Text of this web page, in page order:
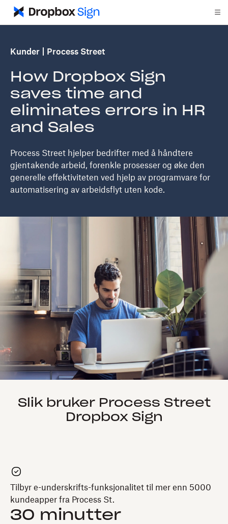
Kunder Process Street
How Dropbox Sign
saves time and
eliminates errors in HR
and Sales
Process Street hjelper bedrifter med å håndtere
gjentakende arbeid, forenkle prosesser og øke den
generelle effektiviteten ved hjelp av programvare for
automatisering av arbeidsflyt uten kode.
Slik bruker Process Street
Dropbox Sign
Tilbyr e-underskrifts-funksjonalitet til mer enn 5000
kundeapper fra Process St.
30 minutter